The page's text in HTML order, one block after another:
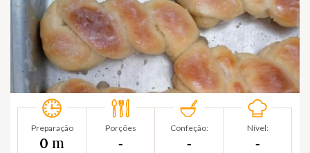
Preparação
0 m
Porções
‐
Confeção:
‐
Nível:
‐